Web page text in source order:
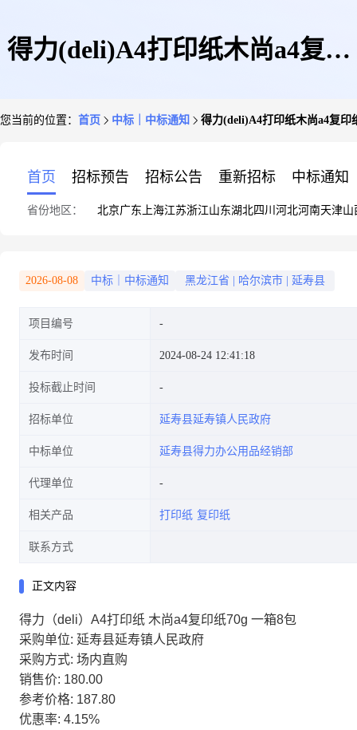
得力(deli)A4打印纸木尚a4复印
您当前的位置： 首页 中标｜中标通知 得力(deli)A4打印纸木尚a4复印
首页 招标预告 招标公告 重新招标 中标通知
省份地区： 北京广东 上海江苏浙江山东湖北四川 河北河南天津山
2026-08-08 中标｜中标通知 黑龙江省 哈尔滨市 延寿县
项目编号
发布时间 2024-08-24 12:41:18
投标截止时间
招标单位 延寿县延寿镇人民政府
中标单位 延寿县得力办公用品经销部
代理单位
相关产品 打印纸 复印纸
联系方式
正文内容
得力（deli）A4打印纸 木尚a4复印纸70g 一箱8包
采购单位: 延寿县延寿镇人民政府
采购方式: 场内直购
销售价: 180.00
参考价格: 187.80
优惠率: 4.15%